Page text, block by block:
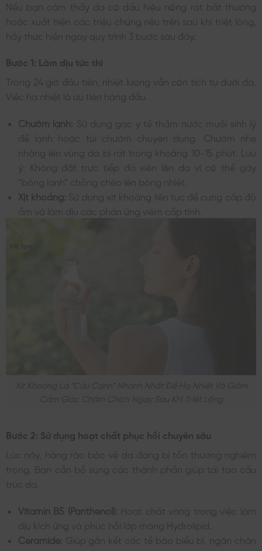
Nếu bạn cảm thấy da có dấu hiệu nóng rát bất thường
hoặc xuất hiện các triệu chứng nêu trên sau khi triệt lông,
hãy thực hiện ngay quy trình 3 bước sau đây:
Bước 1: Làm dịu tức thì
Trong 24 giờ đầu tiên, nhiệt lượng vẫn còn tích tụ dưới da.
Việc hạ nhiệt là ưu tiên hàng đầu.
Chườm lạnh:
Sử dụng gạc y tế thấm nước muối sinh lý
để lạnh hoặc túi chườm chuyên dụng. Chườm nhẹ
nhàng lên vùng da bị rát trong khoảng 10-15 phút. Lưu
ý: Không đặt trực tiếp đá viên lên da vì có thể gây
“bỏng lạnh” chồng chéo lên bỏng nhiệt.
Xịt khoáng: Sử dụng xịt khoáng liên tục để cung cấp độ
ẩm và làm dịu các phản ứng viêm cấp tính.
Xịt Khoáng Là “cứu Cánh” Nhanh Nhất Để Hạ Nhiệt Và Giảm
Cảm Giác Châm Chích Ngay Sau Khi Triệt Lông
Bước 2: Sử dụng hoạt chất phục hồi chuyên sâu
Lúc này, hàng rào bảo vệ da đang bị tổn thương nghiêm
trọng. Bạn cần bổ sung các thành phần giúp tái tạo cấu
trúc da.
Vitamin B5 (Panthenol): Hoạt chất vàng trong việc làm
dịu kích ứng và phục hồi lớp màng Hydrolipid.
Ceramide: Giúp gắn kết các tế bào biểu bì, ngăn chặn